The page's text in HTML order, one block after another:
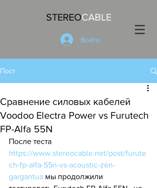
STEREOCABLE
Войти
Пост
Сравнение силовых кабелей
Voodoo Electra Power vs Furutech
FP-Alfa 55N
После теста
https://www.stereocable.net/post/furute
ch-fp-alfa-55n-vs-acoustic-zen-
gargantua мы продолжили